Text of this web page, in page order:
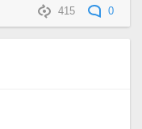
415 0